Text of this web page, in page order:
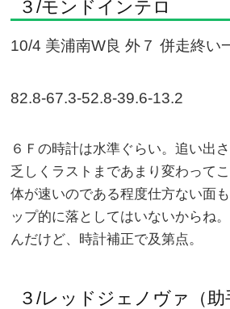
３/モンドインテロ
10/4 美浦南W良 外７ 併走終い
82.8-67.3-52.8-39.6-13.2
６Ｆの時計は水準ぐらい。追い出
乏しくラストまであまり変わって
体が速いのである程度仕方ない面
ップ的に落としてはいないからね
んだけど、時計補正で及第点。
３/レッドジェノヴァ（助